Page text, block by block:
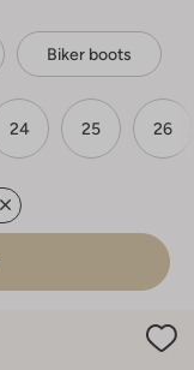
Biker boots
24 25 26